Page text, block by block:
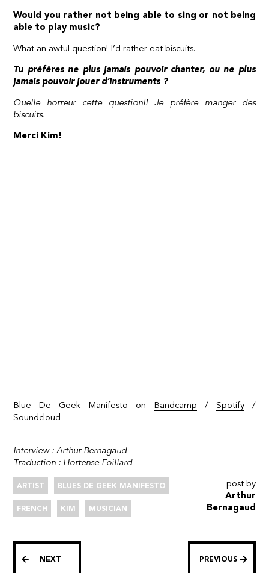
Would you rather not being able to sing or not being
able to play music?
What an awful question! I’d rather eat biscuits.
Tu préfères ne plus jamais pouvoir chanter, ou ne plus
jamais pouvoir jouer d’instruments ?
Quelle horreur cette question!! Je préfère manger des
biscuits.
Merci Kim!
Blue De Geek Manifesto on Bandcamp / Spotify /
Soundcloud
Interview : Arthur Bernagaud
Traduction : Hortense Foillard
ARTIST BLUES DE GEEK MANIFESTO
FRENCH KIM MUSICIAN
post by
Arthur
Bernagaud
NEXT PREVIOUS